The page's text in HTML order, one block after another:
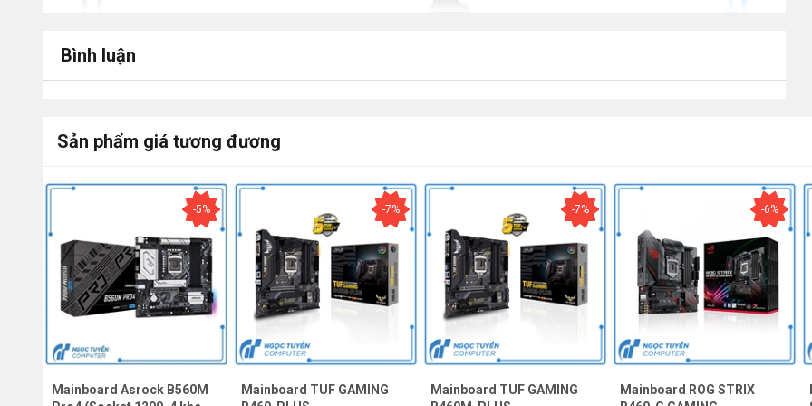
Bình luận
Sản phẩm giá tương đương
-5%
Mainboard Asrock B560M
-7%
Mainboard TUF GAMING
-7%
Mainboard TUF GAMING
-6%
Mainboard ROG STRIX